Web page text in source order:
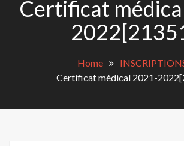
Certificat
Home
Certificat médical 2021-